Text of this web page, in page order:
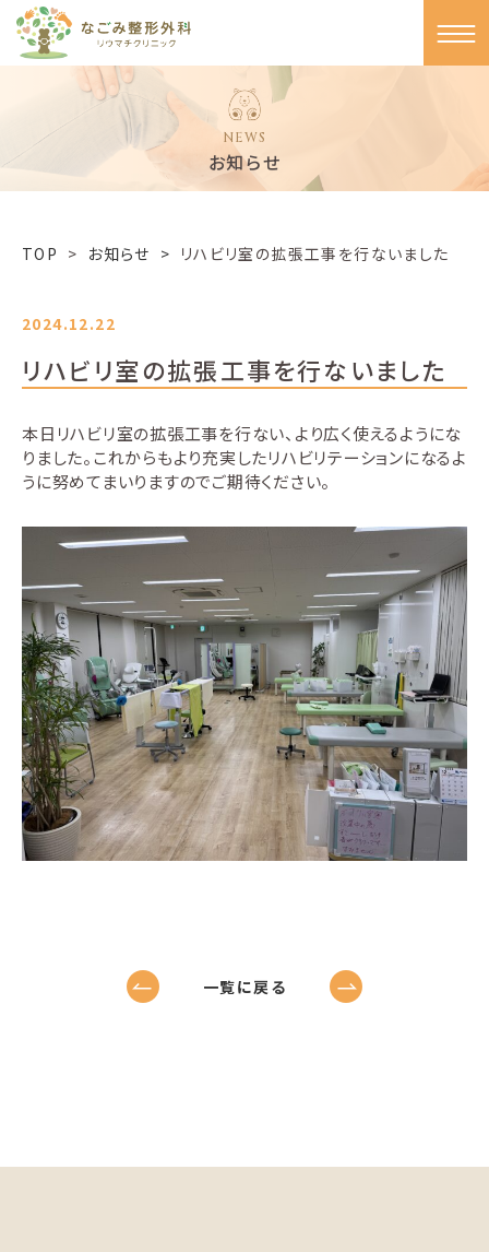
NEWS
お知らせ
TOP > お知らせ > リハビリ室の拡張工事を行ないました
2024.12.22
リハビリ室の拡張工事を行ないました
本日リハビリ室の拡張工事を行ない、より広く使えるようにな
りました。これからもより充実したリハビリテーションになるよ
うに努めてまいりますのでご期待ください。
一覧に戻る